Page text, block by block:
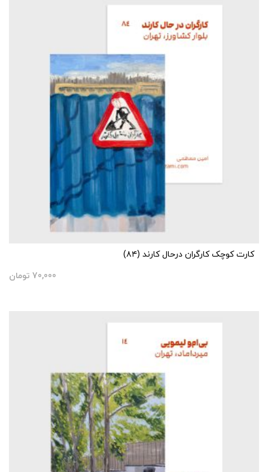
کارت کوچک کارگران درحال کارند (۸۴)
70,000 تومان